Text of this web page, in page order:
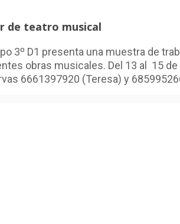
de teatro musical
3º D1 presenta una muestra de
obras musicales. Del 13 al 15
6661397920 (Teresa) y